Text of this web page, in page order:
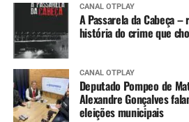
CANAL OTPLAY
A Passarela da Cabeça
história do crime que
CANAL OTPLAY
Deputado Pompeo de
Alexandre Gonçalves
eleições municipais